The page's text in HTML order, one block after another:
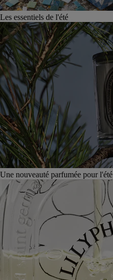
Les essentiels de l'été
Une nouveauté parfumée pour l'été